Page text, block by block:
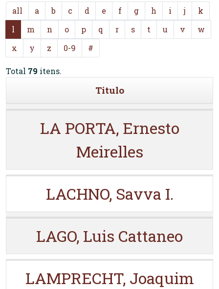
all a b c d e f g h i j
k
l
m n o p q r s t u v
w
x
y z 0-9 #
Total 79 itens.
Titulo
LA PORTA, Ernesto
Meirelles
LACHNO, Savva I.
LAGO, Luis Cattaneo
LAMPRECHT, Joaquim